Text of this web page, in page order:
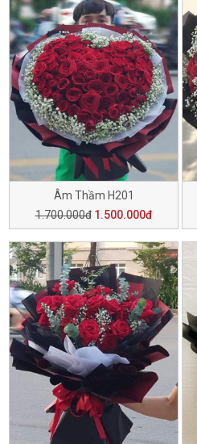
Âm Thầm H201
1.700.000đ 1.500.000đ